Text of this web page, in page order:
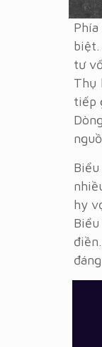
biệt.
tư
Thụ
tiếp
hy